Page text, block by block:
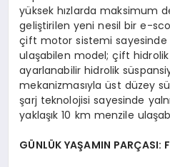
yüksek hızlarda maksimum
geliştirilen yeni nesil bir e-
çift motor sistemi sayesinde
ulaşabilen model; çift
ayarlanabilir hidrolik
mekanizmasıyla üst düzey
şarj teknolojisi sayesinde
yaklaşık 10 km menzile
GÜNLÜK YAŞAMIN PARÇASI: